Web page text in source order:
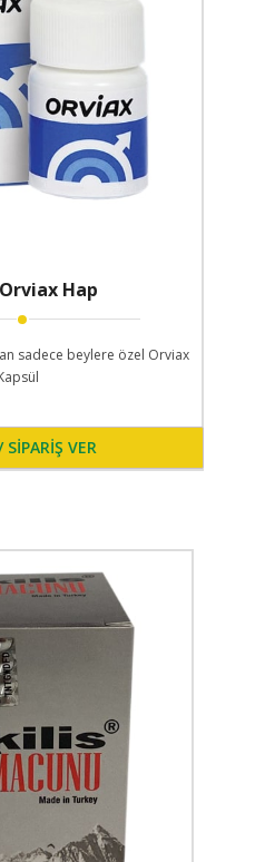
Hap
sadece beylere özel Orviax
SİPARİŞ VER